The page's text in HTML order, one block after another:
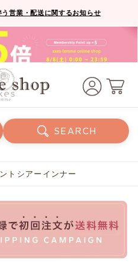
う営業・配送に関するお知らせ
SEARCH
トシアーインナー